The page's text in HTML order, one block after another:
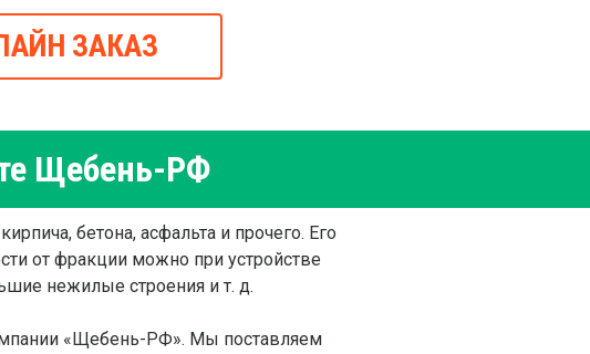
ЗАКАЗ
Щебень-РФ
бетона, асфальта и прочего. Его
от фракции можно при устройстве
нежилые строения и т. д.
«Щебень-РФ». Мы поставляем